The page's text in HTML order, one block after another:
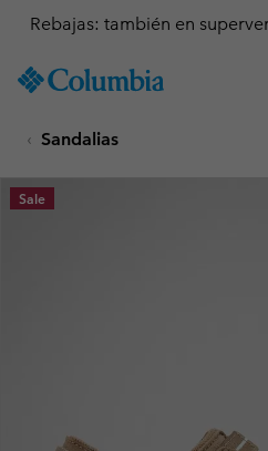
TO
SKIP
MAIN
NAV
Rebajas: también en
Sandalias
Sale